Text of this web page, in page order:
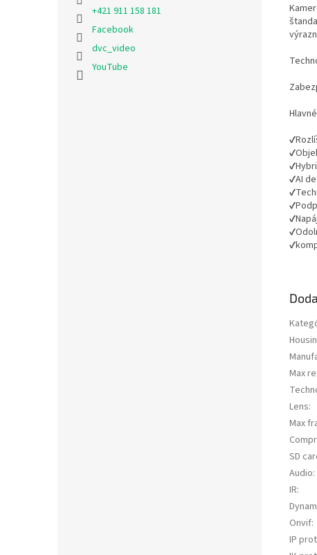
+421 911 158 181
Facebook
dvc_video
YouTube
✔AI
Max
Lens:
Max
SD
Audio:
IR:
Onvif:
IP